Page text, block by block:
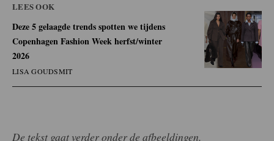
LEES OOK
Deze 5 gelaagde trends spotten we tijdens
Copenhagen Fashion Week herfst/winter
2026
LISA GOUDSMIT
De tekst gaat verder onder de afbeeldingen.